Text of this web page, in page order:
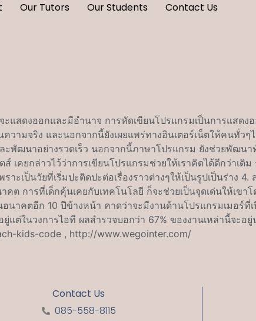
Our Tutors Our Students Contact Us
ะแสดงออกและมีอำนาจ การหัดเขียนโปรแกรมเป็นการแสดง
มจริง และนอกจากนี้ยังเผยแพร่ทางอินเตอร์เน็ตให้คนทั่วๆ
ะพัฒนาอย่างรวดเร็ว นอกจากนี้ภาษาโปรแกรม ยังช่วยพัฒน
เคยกล่าวไว้ว่าการเขียนโปรแกรมช่วยให้เราคิดได้ดีกว่าเ
ะเป็นวัยที่เริ่มปะติดปะต่อเรื่องราวต่างๆให้เป็นรูปเป็นร่าง 4.
ต การที่เด็กคุ้นเคยกับเทคโนโลยี ก็จะช่วยเป็นจุดเด่นให้เขา
นาคตอีก 10 ปีข้างหน้า คาดว่าจะมีงานด้านโปรแกรมเมอร์
แต่ในวงการไอที ผลสำรวจบอกว่า 67% ของงานเหล่านี้จะอ
kids-code , http://www.wegointer.com/
Contact Us
085-558-8115